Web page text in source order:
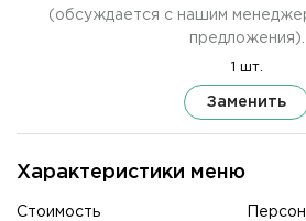
Характеристики меню
Стоимость Персон
(обсуждается с нашим
предложения).
1 шт.
Заменить